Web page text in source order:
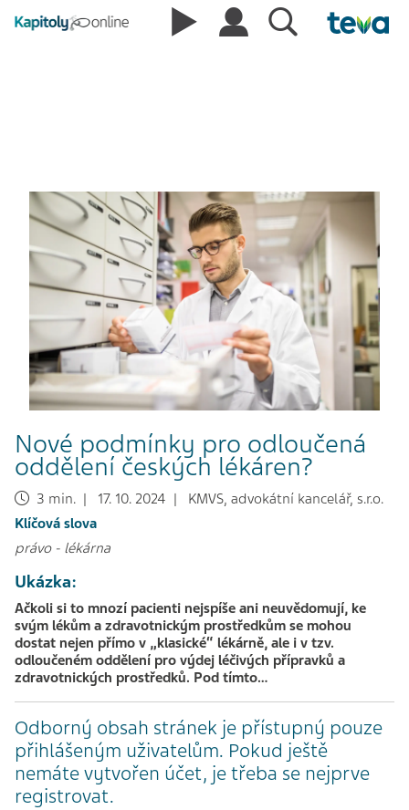
Nové podmínky pro odloučená
oddělení českých lékáren?
3 min. | 17. 10. 2024 | KMVS, advokátní kancelář, s.r.o.
Klíčová slova
právo- lékárna
Ukázka:
Ačkoli si to mnozí pacienti nejspíše ani neuvědomují, ke
svým lékům a zdravotnickým prostředkům se mohou
dostat nejen přímo v „klasické“ lékárně, ale i v tzv.
odloučeném oddělení pro výdej léčivých přípravků a
zdravotnických prostředků. Pod tímto…
Odborný obsah stránek je přístupný pouze
přihlášeným uživatelům. Pokud ještě
nemáte vytvořen účet, je třeba se nejprve
registrovat.